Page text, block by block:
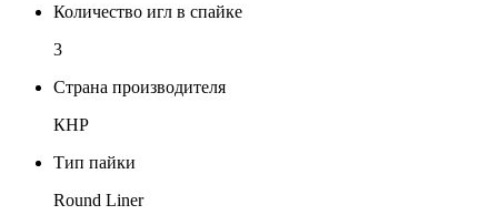
Количество игл в спайке
3
Страна производителя
КНР
Тип пайки
Round Liner